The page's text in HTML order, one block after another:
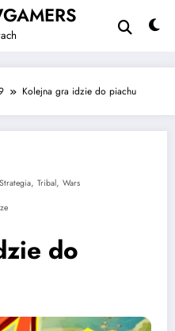
Kolejna gra idzie do piachu
Strategia, Tribal, Wars
do